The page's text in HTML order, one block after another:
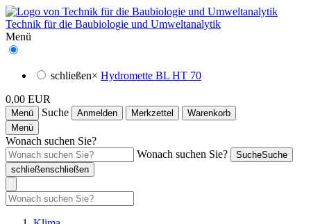
Technik für die Baubiologie und Umweltanalytik
Menü
schließen× Hydromette BL HT 70
0,00 EUR
Menü Suche Anmelden Merkzettel
Warenkorb
Menü
Wonach suchen Sie?
Wonach suchen Sie?
SucheSuche
schließenschließen